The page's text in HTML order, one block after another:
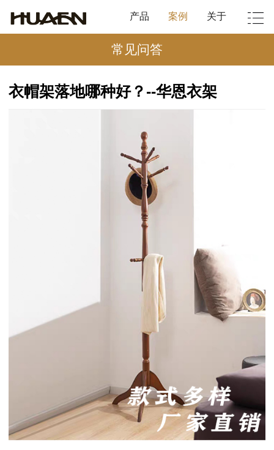
产品 案例 关于
常见问答
衣帽架落地哪种好？--华恩衣架